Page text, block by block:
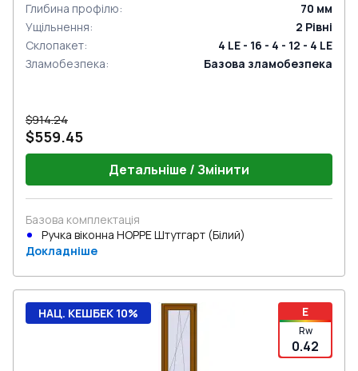
Глибина профілю: 70 мм
Ущільнення: 2 Рівні
Склопакет:
4 LE - 16 - 4 - 12 - 4 LE
Зламобезпека: Базова зламобезпека
$914.24
$559.45
Детальніше / Змінити
Базова комплектація
Ручка віконна HOPPE Штутгарт (Білий)
Докладніше
E
Rw
0.42
НАЦ. КЕШБЕК 10%